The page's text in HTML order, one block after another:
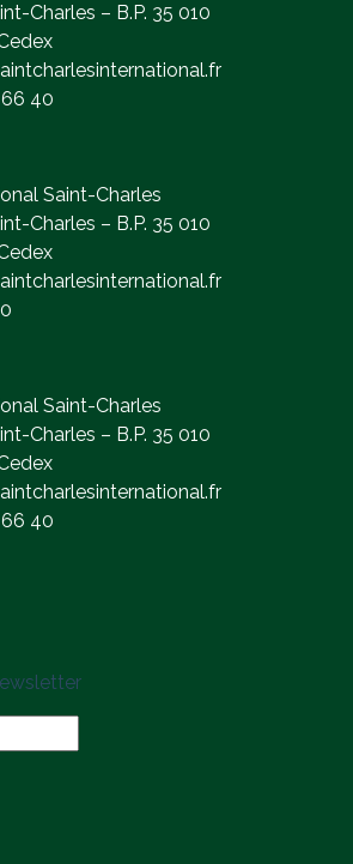
Charles – B.P. 35 010
40
Saint-Charles
Charles – B.P. 35 010
Saint-Charles
Charles – B.P. 35 010
40